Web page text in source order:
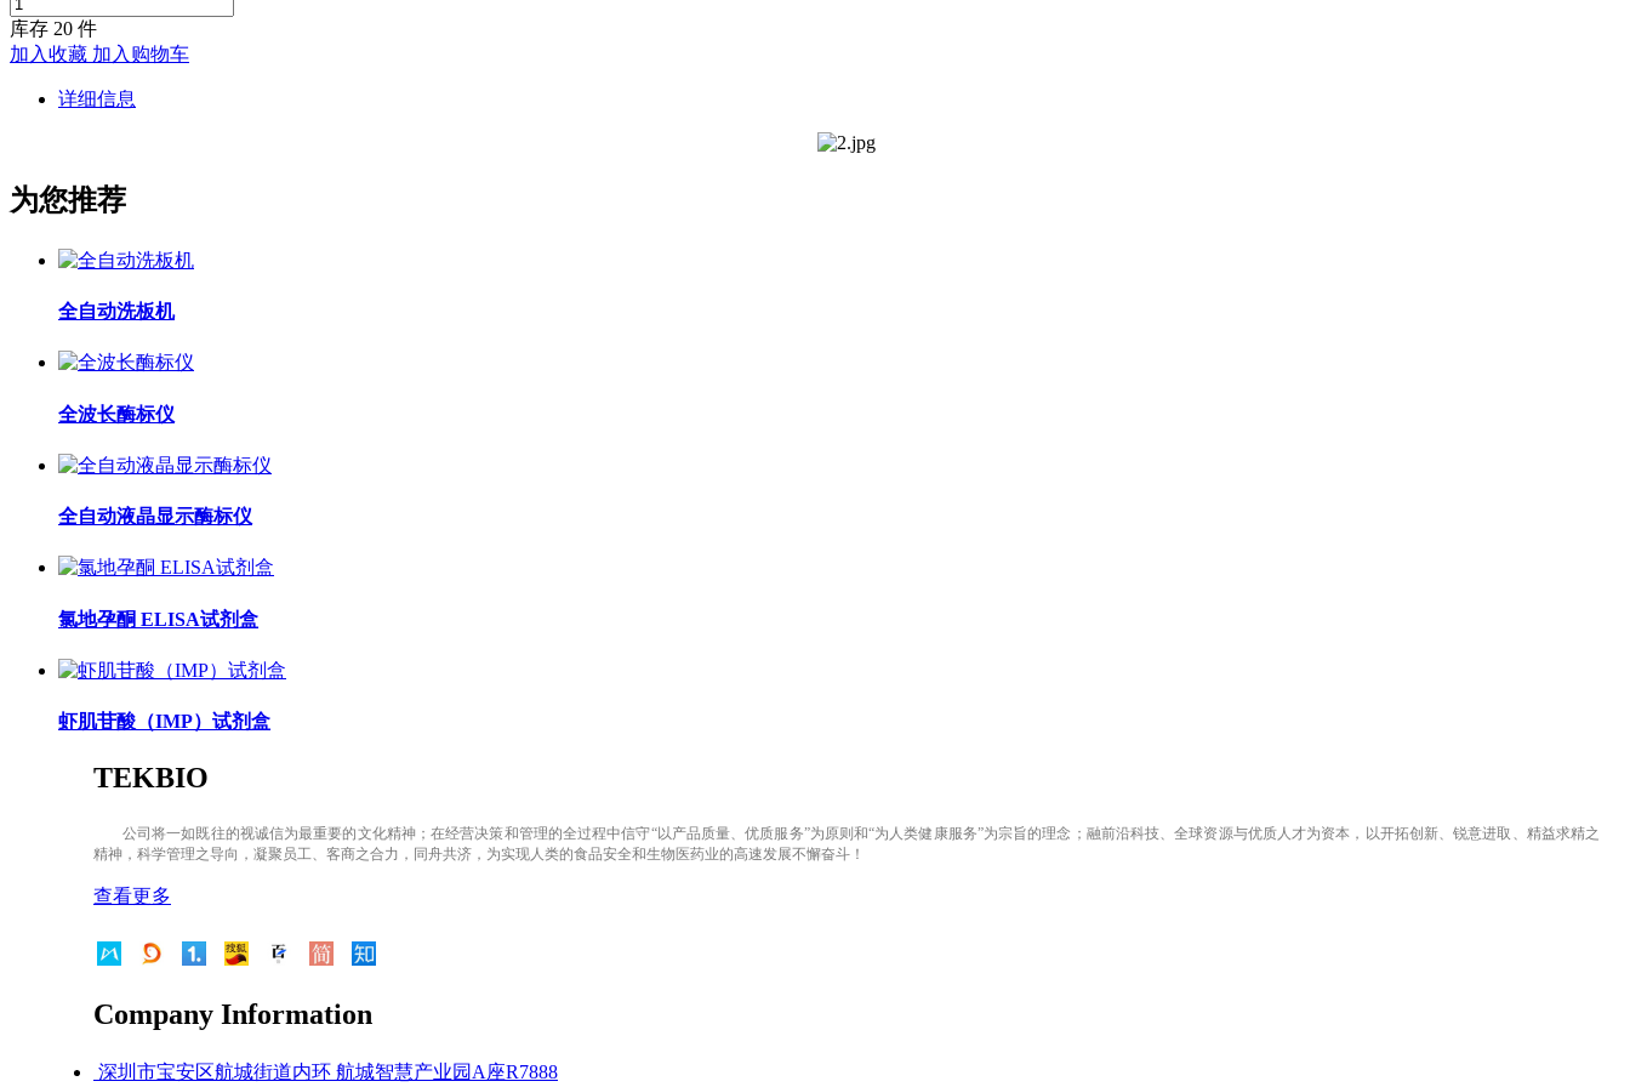
库存 20 件
加入收藏 加入购物车
详细信息
为您推荐
全自动洗板机
全波长酶标仪
全自动液晶显示酶标仪
氯地孕酮 ELISA试剂盒
虾肌苷酸（IMP）试剂盒
TEKBIO
公司将一如既往的视诚信为最重要的文化精神；在经营决策和管理的全过程中信守“以产品质量、优质服务”为原则和“为人类健康服务”为宗旨的理念；融前沿科技、全球资源与优质人才为资本，以开拓创新、锐意进取、精益求精之
精神，科学管理之导向，凝聚员工、客商之合力，同舟共济，为实现人类的食品安全和生物医药业的高速发展不懈奋斗！
查看更多
Company Information
深圳市宝安区航城街道内环 航城智慧产业园A座R7888